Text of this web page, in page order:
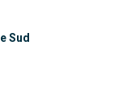
le Sud